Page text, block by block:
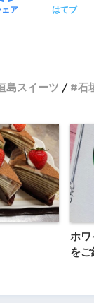
ェア はてブ
島スイーツ 石
ホワ
をご